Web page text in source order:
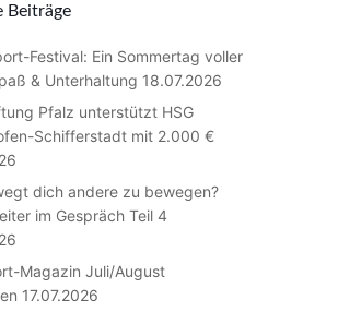
Beiträge
Festival: Ein Sommertag voller
& Unterhaltung 18.07.2026
Pfalz unterstützt HSG
Schifferstadt mit 2.000 €
dich andere zu bewegen?
im Gespräch Teil 4
Magazin Juli/August
17.07.2026